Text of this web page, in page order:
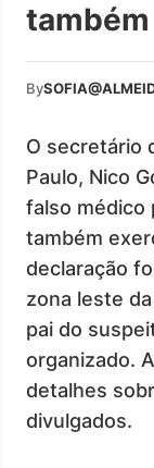
By
O secretário
Paulo, Nico
falso médico
também
declaração
zona leste
pai do
organizado.
detalhes
divulgados.